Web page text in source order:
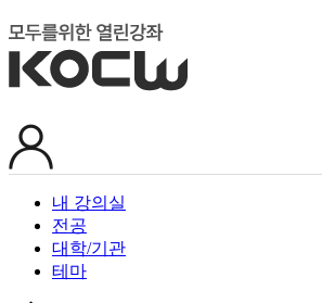
내 강의실
전공
대학/기관
테마